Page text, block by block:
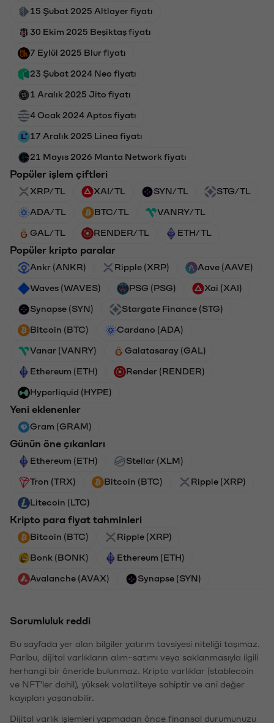
15 Şubat 2025 Altlayer fiyatı
30 Ekim 2025 Beşiktaş fiyatı
7 Eylül 2025 Blur fiyatı
23 Şubat 2024 Neo fiyatı
1 Aralık 2025 Jito fiyatı
4 Ocak 2024 Aptos fiyatı
17 Aralık 2025 Linea fiyatı
21 Mayıs 2026 Manta Network fiyatı
Popüler işlem çiftleri
XRP/TL XAI/TL SYN/TL STG/TL
ADA/TL BTC/TL VANRY/TL
GAL/TL RENDER/TL ETH/TL
Popüler kripto paralar
Ankr (ANKR) Ripple (XRP) Aave (AAVE)
Waves (WAVES) PSG (PSG) Xai (XAI)
Synapse (SYN) Stargate Finance (STG)
Bitcoin (BTC) Cardano (ADA)
Vanar (VANRY) Galatasaray (GAL)
Ethereum (ETH) Render (RENDER)
Hyperliquid (HYPE)
Yeni eklenenler
Gram (GRAM)
Günün öne çıkanları
Ethereum (ETH) Stellar (XLM)
Tron (TRX) Bitcoin (BTC) Ripple (XRP)
Litecoin (LTC)
Kripto para fiyat tahminleri
Bitcoin (BTC) Ripple (XRP)
Bonk (BONK) Ethereum (ETH)
Avalanche (AVAX) Synapse (SYN)
Sorumluluk reddi
Bu sayfada yer alan bilgiler yatırım tavsiyesi niteliği taşımaz.
Paribu, dijital varlıkların alım-satımı veya saklanmasıyla ilgili
herhangi bir öneride bulunmaz. Kripto varlıklar (stablecoin
ve NFT'ler dahil), yüksek volatiliteye sahiptir ve ani değer
kayıpları yaşanabilir.
Dijital varlık işlemleri yapmadan önce finansal durumunuzu